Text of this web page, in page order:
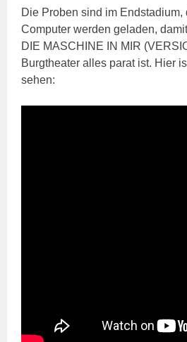
Die Proben sind im Endstadium,
Computer werden geladen,
DIE MASCHINE IN MIR
Burgtheater alles parat ist. Hier
sehen: